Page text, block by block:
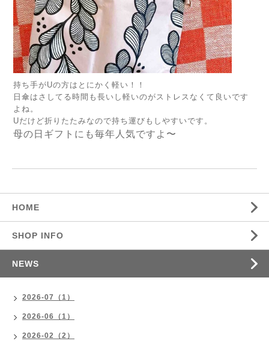
持ち手がUの方はとにかく軽い！！
日傘はさしてる時間も長いし軽いのがストレスなくて良いです
よね。
Uだけど折りたたみなので持ち運びもしやすいです。
母の日ギフトにも毎年人気ですよ〜
HOME
SHOP INFO
NEWS
2026-07（1）
2026-06（1）
2026-02（2）